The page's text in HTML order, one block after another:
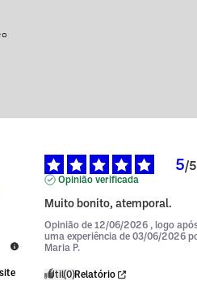
5/5
Opinião verificada
Muito bonito, atemporal.
Opinião de 12/06/2026 , logo
uma experiência de 03/06/2026
Maria P.
Útil(0)Relatório